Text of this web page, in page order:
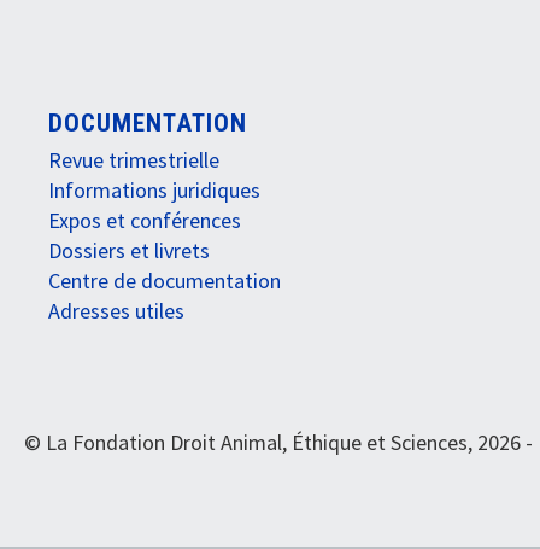
DOCUMENTATION
Revue trimestrielle
Informations juridiques
Expos et conférences
Dossiers et livrets
Centre de documentation
Adresses utiles
© La Fondation Droit Animal, Éthique et Sciences, 2026 -